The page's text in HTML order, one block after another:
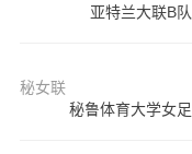
亚特兰大联B队
秘女联
秘鲁体育大学女足